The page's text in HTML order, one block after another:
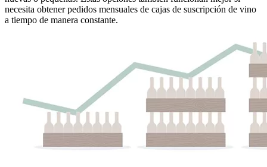
necesita obtener pedidos mensuales de cajas de suscripción de vino
a tiempo de manera constante.